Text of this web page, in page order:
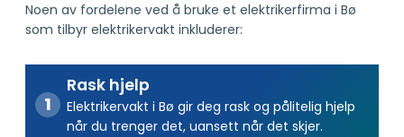
Noen av fordelene ved å bruke et elektrikerfirma i Bø
som tilbyr elektrikervakt inkluderer:
Rask hjelp
Elektrikervakt i Bø gir deg rask og pålitelig hjelp
når du trenger det, uansett når det skjer.